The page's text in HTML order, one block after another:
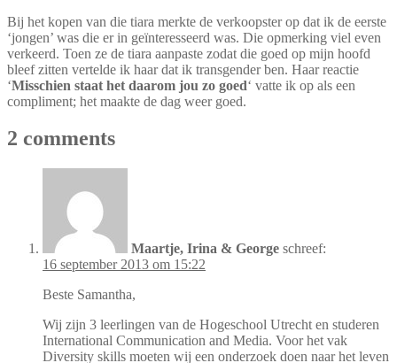
Bij het kopen van die tiara merkte de verkoopster op dat ik de eerste
‘jongen’ was die er in geïnteresseerd was. Die opmerking viel even
verkeerd. Toen ze de tiara aanpaste zodat die goed op mijn hoofd
bleef zitten vertelde ik haar dat ik transgender ben. Haar reactie
‘Misschien staat het daarom jou zo goed‘ vatte ik op als een
compliment; het maakte de dag weer goed.
2 comments
Maartje, Irina & George schreef:
16 september 2013 om 15:22
Beste Samantha,
Wij zijn 3 leerlingen van de Hogeschool Utrecht en studeren
International Communication and Media. Voor het vak
Diversity skills moeten wij een onderzoek doen naar het leven